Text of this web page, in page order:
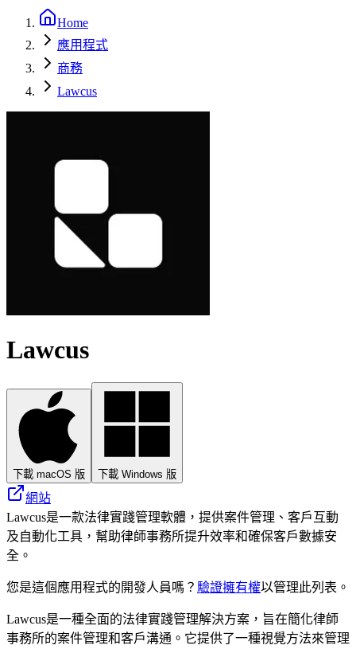
Home
應用程式
商務
Lawcus
Lawcus
下載 macOS 版 下載 Windows 版
網站
Lawcus是一款法律實踐管理軟體，提供案件管理、客戶互動
及自動化工具，幫助律師事務所提升效率和確保客戶數據安
全。
您是這個應用程式的開發人員嗎？ 驗證擁有權以管理此列表。
Lawcus是一種全面的法律實踐管理解決方案，旨在簡化律師
事務所的案件管理和客戶溝通。它提供了一種視覺方法來管理